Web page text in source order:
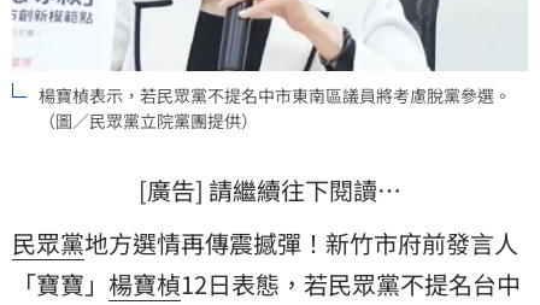
楊寶楨表示，若民眾黨不提名中市東南區議員將考慮脫黨參選。
（圖／民眾黨立院黨團提供）
[廣告] 請繼續往下閱讀…
民眾黨地方選情再傳震撼彈！新竹市府前發言人
「寶寶」 楊寶楨12日表態，若民眾黨不提名台中